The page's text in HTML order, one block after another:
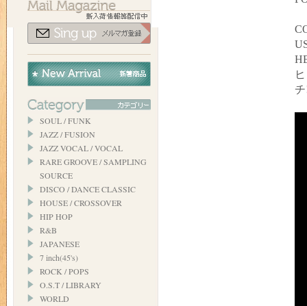
SOUL / FUNK
JAZZ / FUSION
JAZZ VOCAL / VOCAL
RARE GROOVE / SAMPLING
SOURCE
DISCO / DANCE CLASSIC
HOUSE / CROSSOVER
HIP HOP
R&B
JAPANESE
7 inch(45's)
ROCK / POPS
O.S.T / LIBRARY
WORLD